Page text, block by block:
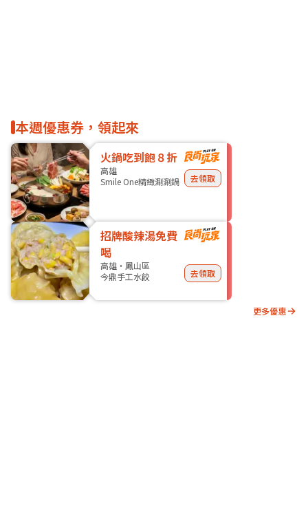
本週優惠券，領起來
火鍋吃到飽８折
高雄
Smile One精緻涮涮鍋
去領取
招牌酸辣湯免費
喝
高雄・鳳山區
今鼎手工水餃
去領取
更多優惠